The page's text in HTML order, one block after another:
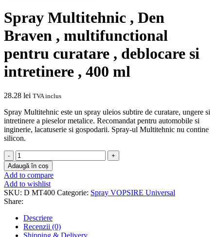
Spray Multitehnic , Den
Braven , multifunctional
pentru curatare , deblocare si
intretinere , 400 ml
28.28 lei TVA inclus
Spray Multitehnic este un spray uleios subtire de curatare, ungere si
intretinere a pieselor metalice. Recomandat pentru automobile si
inginerie, lacatuserie si gospodarii. Spray-ul Multitehnic nu contine
silicon.
Cantitate
Spray
Multitehnic
,
Den
Braven
,
multifunctional
pentru
curatare
Adaugă în coș
Add to compare
Add to wishlist
SKU: D MT400 Categorie: Spray VOPSIRE Universal
Share:
Descriere
Recenzii (0)
Shipping & Delivery